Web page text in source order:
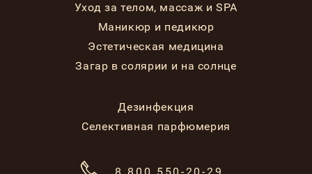
Уход за телом, массаж и SPA
Маникюр и педикюр
Эстетическая медицина
Загар в солярии и на солнце
Дезинфекция
Селективная парфюмерия